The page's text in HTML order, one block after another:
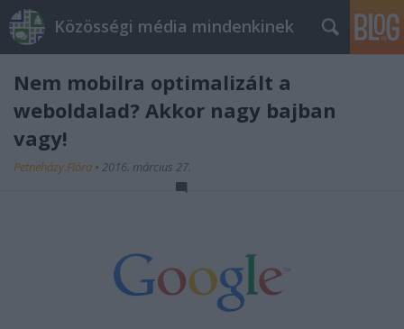
Közösségi média mindenkinek
Nem mobilra optimalizált a
weboldalad? Akkor nagy bajban
vagy!
Petneházy.Flóra • 2016. március 27.